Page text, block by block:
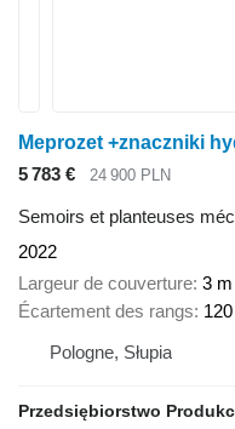
Meprozet +znaczniki
5 783 €
24 900 PLN
Semoirs et planteuses
2022
Largeur de couverture 3 m
Écartement des rangs
Pologne, Słupia